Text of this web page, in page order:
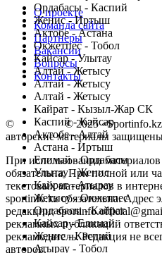
Ордабасы - Каспий
Женис - Иртыш
Актобе - Астана
Окжетпес - Тобол
Кайсар - Улытау
Алтай - Жетысу
Алтай - Жетысу
Алтай - Жетысу
Кайрат - Кызыл-Жар СК
Каспий - Кайсар
Актобе - Алтай
Астана - Иртыш
Елимай - Ордабасы
Улытау - Женис
Кайрат - Атырау
Жетысу - Окжетпес
Ордабасы - Кайрат
Кайсар - Елимай
Женис - Каспий
Атырау - Тобол
О проекте
Команда сайта
Партнеры
Вакансии
Вопросы
Контакты
© Copyright© 2025
авторские материалы
При использовании материалов
обязательна. При полной или
текстовых материалов в
sportinfo.kz обязательна. Адрес
редакции:
рекламных публикаций
рекламодатель. Редакция не
авторов.